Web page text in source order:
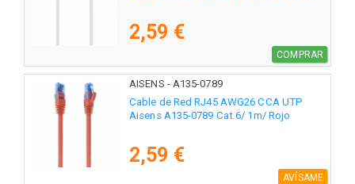
2,59 €
COMPRAR
AISENS - A135-0789
Cable de Red RJ45 AWG26 CCA UTP
Aisens A135-0789 Cat.6/ 1m/ Rojo
2,59 €
AVÍSAME